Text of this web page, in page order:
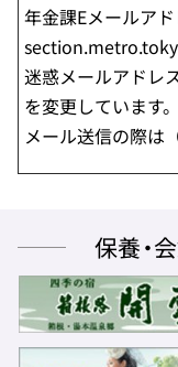
年金課Eメールア
迷惑メールアドレ
を変更しています。
メール送信の際は
保養・